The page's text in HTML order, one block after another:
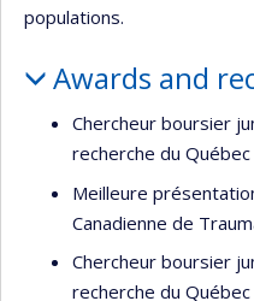
populations.
Awards and
Chercheur boursier
recherche du Québec
Meilleure
Canadienne de
Chercheur boursier
recherche du Québec